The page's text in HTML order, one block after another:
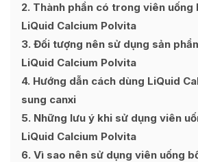
2 Thành phần có trong viên uống
LiQuid Calcium Polvita
3 Đối tượng nên sử dụng sản
LiQuid Calcium Polvita
4 Hướng dẫn cách dùng LiQuid
sung canxi
5 Những lưu ý khi sử dụng viên
LiQuid Calcium Polvita
6 Vì sao nên sử dụng viên uống